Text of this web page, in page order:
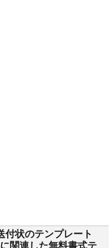
付状のテンプレート
関連した無料書式テ